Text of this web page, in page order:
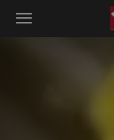
Instinkt